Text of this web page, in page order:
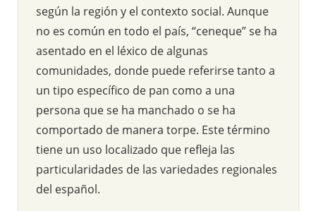
según la región y el contexto social. Aunque
no es común en todo el país, “ceneque” se ha
asentado en el léxico de algunas
comunidades, donde puede referirse tanto a
un tipo específico de pan como a una
persona que se ha manchado o se ha
comportado de manera torpe. Este término
tiene un uso localizado que refleja las
particularidades de las variedades regionales
del español.